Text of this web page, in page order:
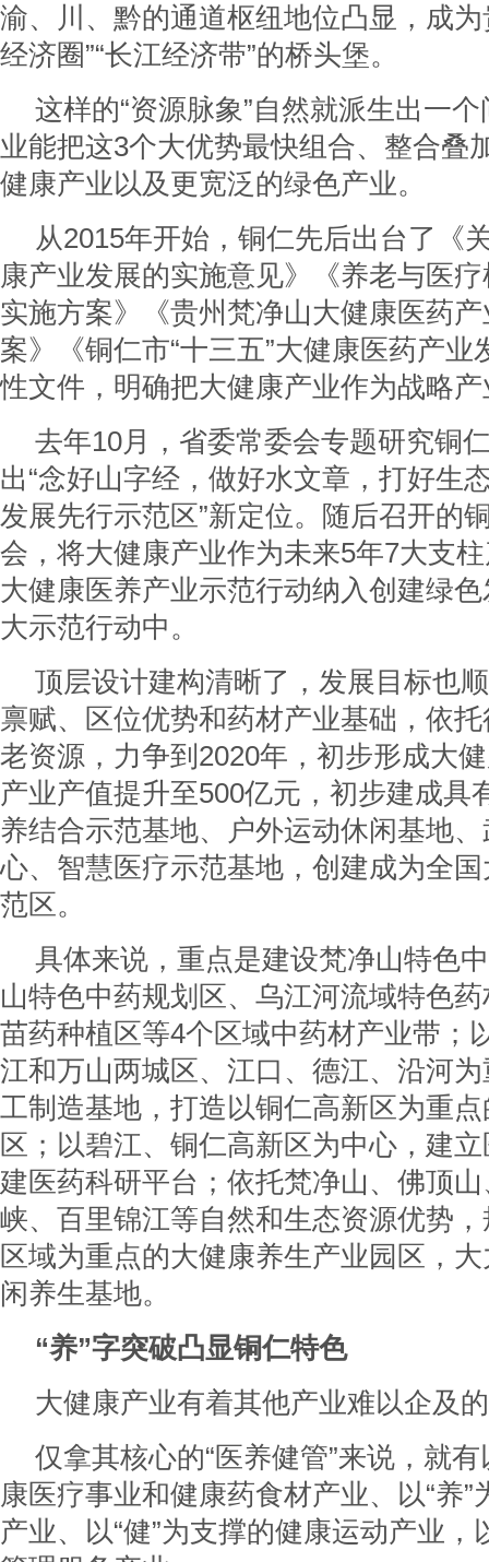
渝、川、黔的通道枢纽地位凸显，成
经济圈”“长江经济带”的桥头堡。
这样的“资源脉象”自然就派生出一
业能把这3个大优势最快组合、整合叠
健康产业以及更宽泛的绿色产业。
从2015年开始，铜仁先后出台了《
康产业发展的实施意见》《养老与医
实施方案》《贵州梵净山大健康医药
案》《铜仁市“十三五”大健康医药产业
性文件，明确把大健康产业作为战略
去年10月，省委常委会专题研究铜
出“念好山字经，做好水文章，打好生
发展先行示范区”新定位。随后召开的
会，将大健康产业作为未来5年7大支
大健康医养产业示范行动纳入创建绿
大示范行动中。
顶层设计建构清晰了，发展目标也
禀赋、区位优势和药材产业基础，依
老资源，力争到2020年，初步形成大
产业产值提升至500亿元，初步建成具
养结合示范基地、户外运动休闲基地
心、智慧医疗示范基地，创建成为全
范区。
具体来说，重点是建设梵净山特色
山特色中药规划区、乌江河流域特色
苗药种植区等4个区域中药材产业带；
江和万山两城区、江口、德江、沿河
工制造基地，打造以铜仁高新区为重
区；以碧江、铜仁高新区为中心，建
建医药科研平台；依托梵净山、佛顶
峡、百里锦江等自然和生态资源优势
区域为重点的大健康养生产业园区，
闲养生基地。
“养”字突破凸显铜仁特色
大健康产业有着其他产业难以企及
仅拿其核心的“医养健管”来说，就有
康医疗事业和健康药食材产业、以“养
产业、以“健”为支撑的健康运动产业，